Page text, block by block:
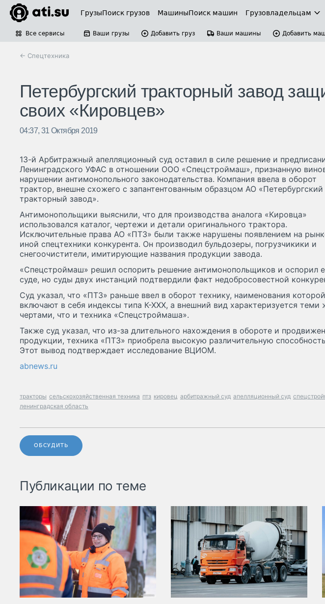
ГрузыПоиск грузов МашиныПоиск машин Грузовладельцам
Все сервисы Ваши грузы Добавить груз Ваши машины Добавить
← Спецтехника
Петербургский тракторный завод
своих «Кировцев»
04:37, 31 Октября 2019
13-й Арбитражный апелляционный суд оставил в силе решение и
Ленинградского УФАС в отношении ООО «Спецстроймаш», признанную
нарушении антимонопольного законодательства. Компания ввела в оборот
трактор, внешне схожего с запантентованным образцом АО «Петербургский
тракторный завод».
Антимонопольщики выяснили, что для производства аналога «Кировца»
использовался каталог, чертежи и детали оригинального трактора.
Исключительные права АО «ПТЗ» были также нарушены появлением на
иной спецтехники конкурента. Он производил бульдозеры, погрузчикики и
снегоочистители, имитирующие названия продукции завода.
«Спецстроймаш» решил оспорить решение антимонопольщиков и оспорил
суде, но суды двух инстанций подтвердили факт недобросовестной
Суд указал, что «ПТЗ» раньше ввел в оборот технику, наименования которой
включают в себя индексы типа К-ХХХ, а внешний вид характеризуется теми
чертами, что и техника «Спецстроймаша».
Также суд указал, что из-за длительного нахождения в обороте и
продукции, техника «ПТЗ» приобрела высокую различительную
Этот вывод подтверждает исследование ВЦИОМ.
abnews.ru
тракторы сельскохозяйственная техника птз кировец арбитражный суд апелляционный суд
ленинградская область
ОБСУДИТЬ
Публикации по теме